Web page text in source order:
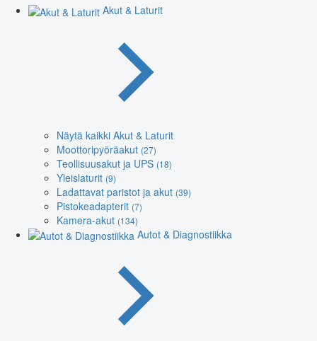
Akut & Laturit
Näytä kaikki Akut & Laturit
Moottoripyöräakut (27)
Teollisuusakut ja UPS (18)
Yleislaturit (9)
Ladattavat paristot ja akut (39)
Pistokeadapterit (7)
Kamera-akut (134)
Autot & Diagnostiikka